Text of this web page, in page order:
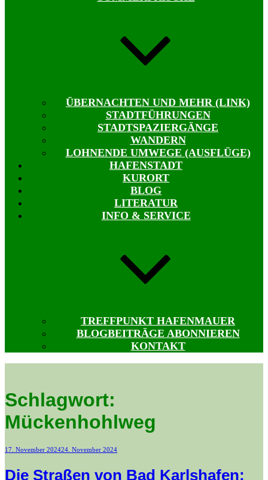
ÜBERNACHTEN UND MEHR (LINK)
STADTFÜHRUNGEN
STADTSPAZIERGÄNGE
WANDERN
LOHNENDE UMWEGE (AUSFLÜGE)
HAFENSTADT
KURORT
BLOG
LITERATUR
INFO & SERVICE
TREFFPUNKT HAFENMAUER
BLOGBEITRÄGE ABONNIEREN
KONTAKT
Schlagwort:
Mückenhohlweg
Veröffentlicht
17. November 202424. November 2024
Die Straßen von Bad Karlshafen: